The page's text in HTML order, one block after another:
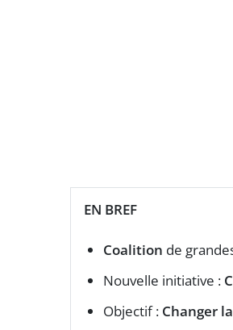
EN BREF
Coalition de
Nouvelle initiative :
Objectif : Changer